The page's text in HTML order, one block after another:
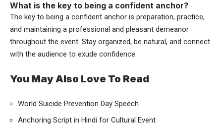
What is the key to being a confident anchor?
The key to being a confident anchor is preparation, practice,
and maintaining a professional and pleasant demeanor
throughout the event. Stay organized, be natural, and connect
with the audience to exude confidence.
You May Also Love To Read
World Suicide Prevention Day Speech
Anchoring Script in Hindi for Cultural Event